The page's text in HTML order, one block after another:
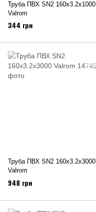
Труба ПВХ SN2 160х3.2х1000
Valrom
344 грн
Труба ПВХ SN2 160х3.2х3000
Valrom
948 грн